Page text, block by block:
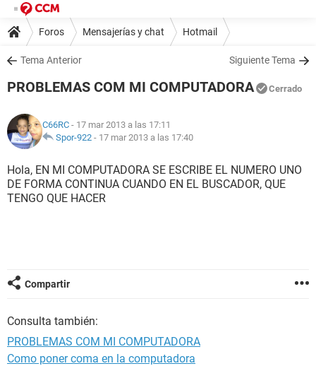
Foros Mensajerías y chat Hotmail
Tema Anterior Siguiente Tema
PROBLEMAS COM MI COMPUTADORA Cerrado
C66RC - 17 mar 2013 a las 17:11
Spor-922 - 17 mar 2013 a las 17:40
Hola, EN MI COMPUTADORA SE ESCRIBE EL NUMERO UNO
DE FORMA CONTINUA CUANDO EN EL BUSCADOR, QUE
TENGO QUE HACER
Compartir
Consulta también:
PROBLEMAS COM MI COMPUTADORA
Como poner coma en la computadora